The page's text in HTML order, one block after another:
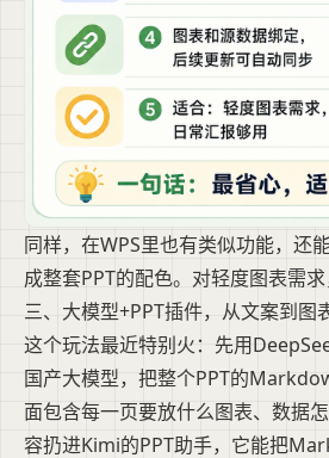
同样，在WPS里也有类似功能，还
成整套PPT的配色。对轻度图表需求
三、大模型+PPT插件，从文案到图
这个玩法最近特别火：先用
国产大模型，把整个PPT的
面包含每一页要放什么图表、数据
容扔进Kimi的PPT助手，它能把